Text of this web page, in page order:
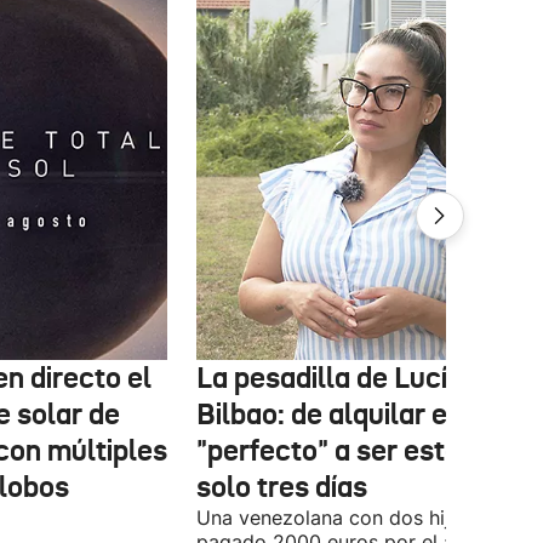
directo el
solar de
múltiples
La pesadilla de Lucía en
Bilbao: de alquilar el piso
"perfecto" a ser estafada
solo tres días
Una venezolana con dos hijos ha